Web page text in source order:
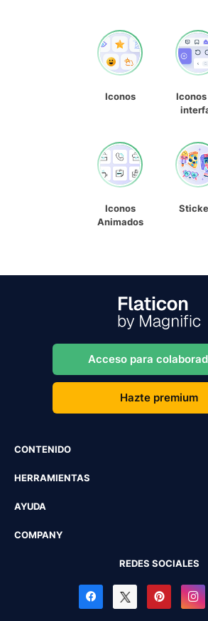
Iconos
Iconos
Iconos
Animados
Acceso para
Hazte premium
CONTENIDO
HERRAMIENTAS
AYUDA
COMPANY
REDES SOCIALES